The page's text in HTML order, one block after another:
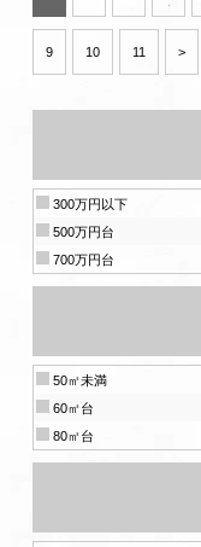
9 10 11 >
300万円以下
500万円台
700万円台
50㎡未満
60㎡台
80㎡台